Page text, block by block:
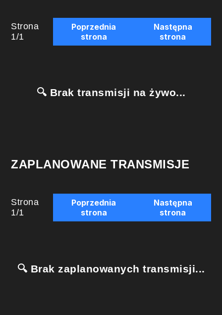
Strona
1/1
Poprzednia
strona
Następna
strona
🔍 Brak transmisji na żywo...
ZAPLANOWANE TRANSMISJE
Strona
1/1
Poprzednia
strona
Następna
strona
🔍 Brak zaplanowanych transmisji...